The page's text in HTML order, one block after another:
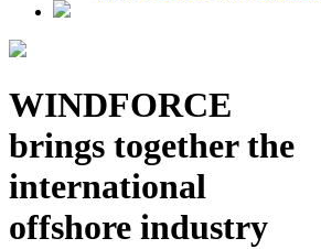
WINDFORCE
brings together the
international
offshore industry